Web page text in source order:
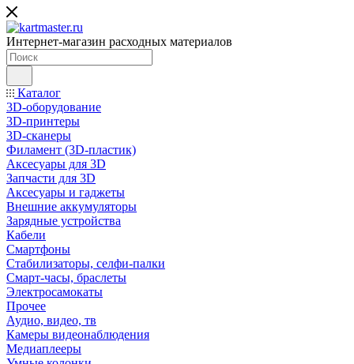
Интернет-магазин расходных материалов
Каталог
3D-оборудование
3D-принтеры
3D-сканеры
Филамент (3D-пластик)
Аксесуары для 3D
Запчасти для 3D
Аксесуары и гаджеты
Внешние аккумуляторы
Зарядные устройства
Кабели
Смартфоны
Стабилизаторы, селфи-палки
Смарт-часы, браслеты
Электросамокаты
Прочее
Аудио, видео, тв
Камеры видеонаблюдения
Медиаплееры